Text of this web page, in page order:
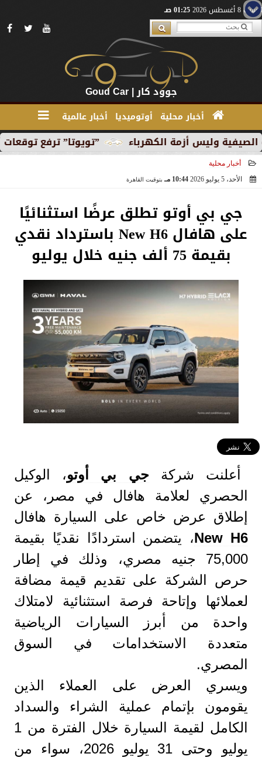
السبت 8 أغسطس 2026 01:25 صـ
جوود كار | Goud Car
أخبار محلية أوتوميديا أخبار عالمية
”تويوتا” ترفع توقعات أزمة الكهرباء
أخبار محلية
الأحد، 5 يوليو 2026
10:44 مـ بتوقيت القاهرة
جي بي أوتو تطلق عرضًا استثنائيًا
على هافال New H6 باسترداد نقدي
بقيمة 75 ألف جنيه خلال يوليو
أعلنت شركة جي بي أوتو، الوكيل
الحصري لعلامة هافال في مصر، عن
إطلاق عرض خاص على السيارة هافال
New H6، يتضمن استردادًا نقديًا بقيمة
75,000 جنيه مصري، وذلك في إطار
حرص الشركة على تقديم قيمة مضافة
لعملائها وإتاحة فرصة استثنائية لامتلاك
واحدة من أبرز السيارات الرياضية
متعددة الاستخدامات في السوق
المصري.
ويسري العرض على العملاء الذين
يقومون بإتمام عملية الشراء والسداد
الكامل لقيمة السيارة خلال الفترة من 1
يوليو وحتى 31 يوليو 2026، سواء من